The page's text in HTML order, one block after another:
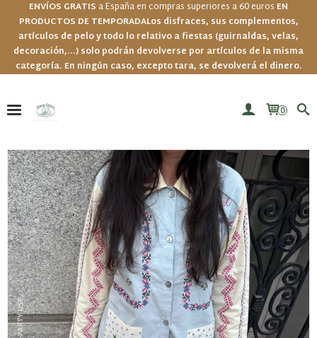
ENVÍOS GRATIS a España en compras superiores a 60 euros EN
PRODUCTOS DE TEMPORADALos disfraces, sus complementos,
artículos de pelo y todo lo relativo a fiestas (guirnaldas, velas,
decoración,...) solo podrán devolverse por artículos de la misma
categoría. En ningún caso, excepto tara, se devolverá el dinero.
0